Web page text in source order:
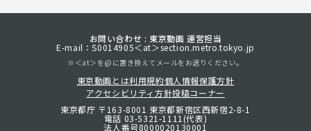
お問い合わせ : 東京動画 運営担当
E-mail：S0014905＜at＞section.metro.tokyo.jp
※＜at＞を@に置き換えてメールをお送りください。
東京動画とは利用規約個人情報保護方針
アクセシビリティ方針投稿コーナー
東京都庁 〒163-8001 東京都新宿区西新宿2-8-1
電話 03-5321-1111(代表)
法人番号8000020130001